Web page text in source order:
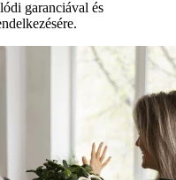
garanciával és